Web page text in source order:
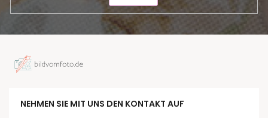
NEHMEN SIE MIT UNS DEN KONTAKT AUF